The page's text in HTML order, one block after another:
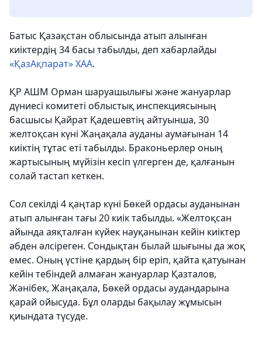
Батыс Қазақстан облысында атып алынған
киіктердің 34 басы табылды, деп хабарлайды
«ҚазАқпарат» ХАА.
ҚР АШМ Орман шаруашылығы және жануарлар
дүниесі комитеті облыстық инспекциясының
басшысы Қайрат Қадешевтің айтуынша, 30
желтоқсан күні Жаңақала ауданы аумағынан 14
киіктің тұтас еті табылды. Браконьерлер оның
жартысының мүйізін кесіп үлгерген де, қалғанын
солай тастап кеткен.
Сол секілді 4 қаңтар күні Бөкей ордасы ауданынан
атып алынған тағы 20 киік табылды. «Желтоқсан
айында аяқталған күйек науқанынан кейін киіктер
әбден әлсіреген. Сондықтан былай шығыны да жоқ
емес. Оның үстіне қардың бір еріп, қайта қатуынан
кейін тебіндей алмаған жануарлар Қазталов,
Жәнібек, Жаңақала, Бөкей ордасы аудандарына
қарай ойысуда. Бұл оларды бақылау жұмысын
қиындата түсуде.